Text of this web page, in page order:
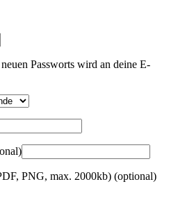
Passworts wird an deine E-
PNG, max. 2000kb) (optional)